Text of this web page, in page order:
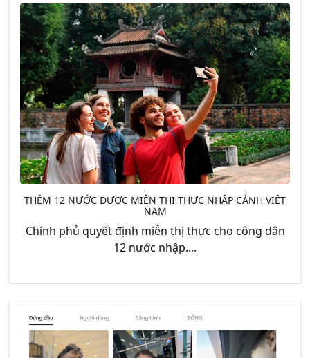
THÊM 12 NƯỚC ĐƯỢC MIỄN THỊ THỰC NHẬP CẢNH VIỆT
NAM
Chính phủ quyết định miễn thị thực cho công dân
12 nước nhập....